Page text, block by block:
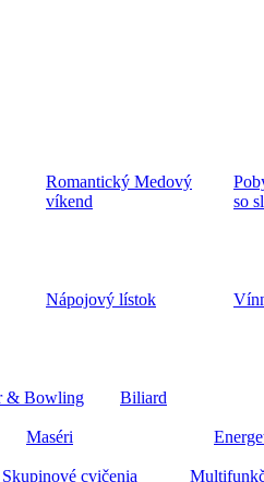
Romantický Medový
víkend
so
Nápojový lístok
& Bowling
Biliard
Maséri
Skupinové cvičenia